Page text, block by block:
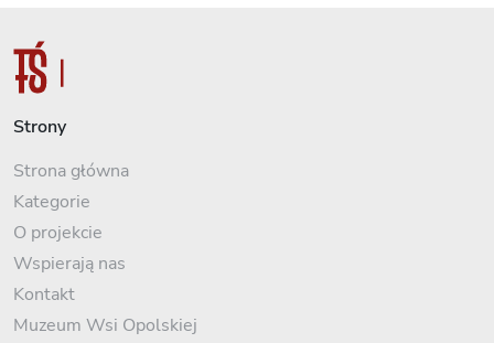
Strony
Strona główna
Kategorie
O projekcie
Wspierają nas
Kontakt
Muzeum Wsi Opolskiej